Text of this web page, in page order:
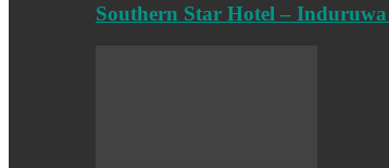
Southern Star Hotel – Induruwa